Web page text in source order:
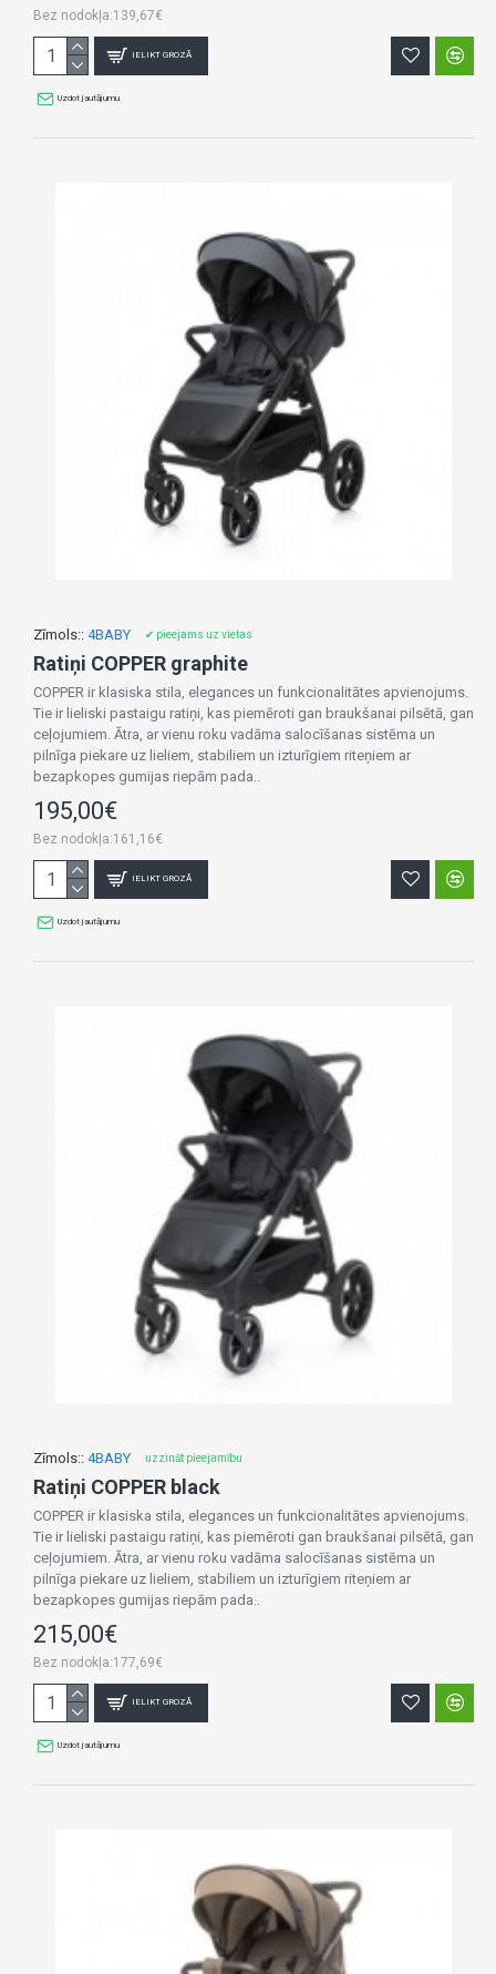
Bez nodokļa:139,67€
IELIKT GROZĀ
Uzdot jautājumu
Zīmols:: 4BABY ✔ pieejams uz vietas
Ratiņi COPPER graphite
COPPER ir klasiska stila, elegances un funkcionalitātes apvienojums.
Tie ir lieliski pastaigu ratiņi, kas piemēroti gan braukšanai pilsētā, gan
ceļojumiem. Ātra, ar vienu roku vadāma salocīšanas sistēma un
pilnīga piekare uz lieliem, stabiliem un izturīgiem riteņiem ar
bezapkopes gumijas riepām pada..
195,00€
Bez nodokļa:161,16€
IELIKT GROZĀ
Uzdot jautājumu
Zīmols:: 4BABY uzzināt pieejamību
Ratiņi COPPER black
COPPER ir klasiska stila, elegances un funkcionalitātes apvienojums.
Tie ir lieliski pastaigu ratiņi, kas piemēroti gan braukšanai pilsētā, gan
ceļojumiem. Ātra, ar vienu roku vadāma salocīšanas sistēma un
pilnīga piekare uz lieliem, stabiliem un izturīgiem riteņiem ar
bezapkopes gumijas riepām pada..
215,00€
Bez nodokļa:177,69€
IELIKT GROZĀ
Uzdot jautājumu